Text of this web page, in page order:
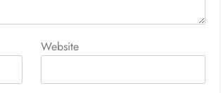
Website